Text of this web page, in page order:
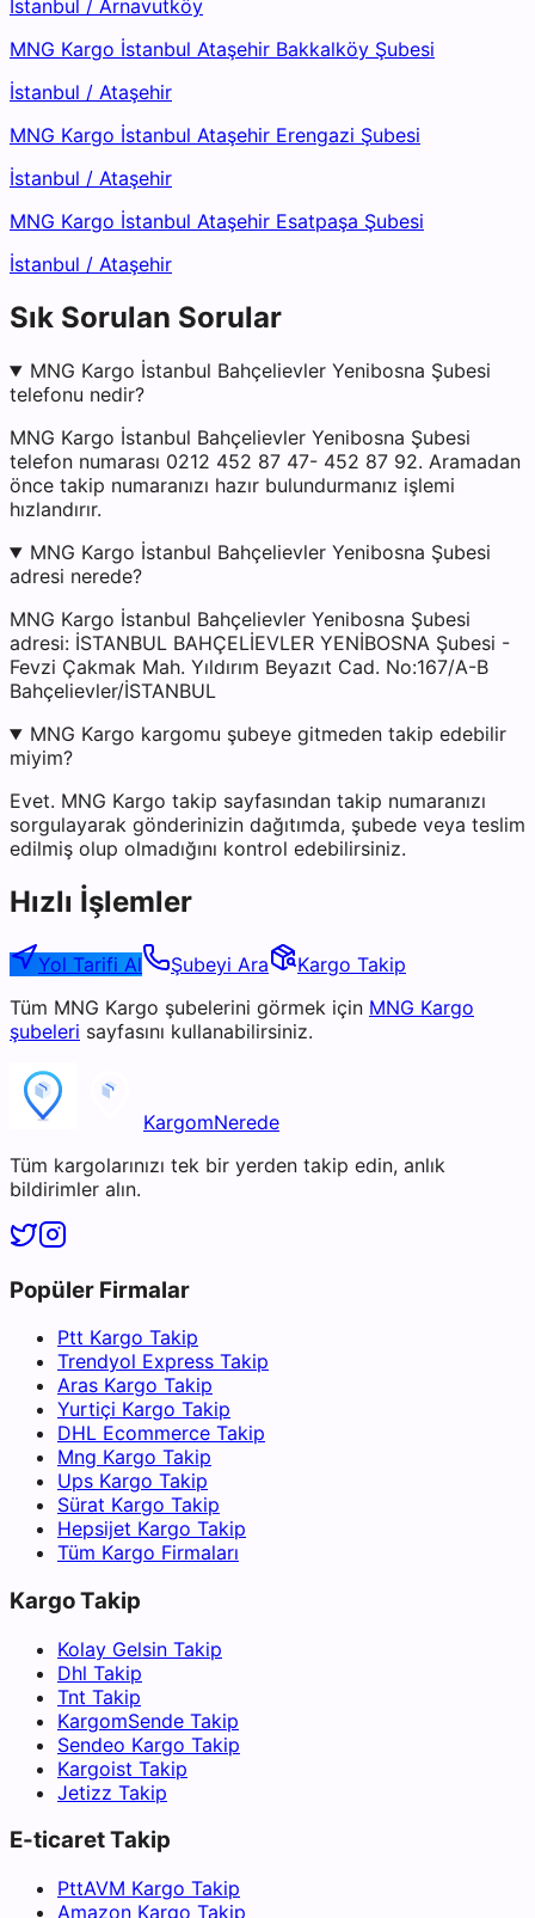
İstanbul / Arnavutköy
MNG Kargo İstanbul Ataşehir Bakkalköy Şubesi
İstanbul / Ataşehir
MNG Kargo İstanbul Ataşehir Erengazi Şubesi
İstanbul / Ataşehir
MNG Kargo İstanbul Ataşehir Esatpaşa Şubesi
İstanbul / Ataşehir
Sık Sorulan Sorular
MNG Kargo İstanbul Bahçelievler Yenibosna Şubesi
telefonu nedir?
MNG Kargo İstanbul Bahçelievler Yenibosna Şubesi
telefon numarası 0212 452 87 47- 452 87 92. Aramadan
önce takip numaranızı hazır bulundurmanız işlemi
hızlandırır.
MNG Kargo İstanbul Bahçelievler Yenibosna Şubesi
adresi nerede?
MNG Kargo İstanbul Bahçelievler Yenibosna Şubesi
adresi: İSTANBUL BAHÇELİEVLER YENİBOSNA Şubesi -
Fevzi Çakmak Mah. Yıldırım Beyazıt Cad. No:167/A-B
Bahçelievler/İSTANBUL
MNG Kargo kargomu şubeye gitmeden takip edebilir
miyim?
Evet. MNG Kargo takip sayfasından takip numaranızı
sorgulayarak gönderinizin dağıtımda, şubede veya teslim
edilmiş olup olmadığını kontrol edebilirsiniz.
Hızlı İşlemler
Yol Tarifi Al Şubeyi Ara
Kargo Takip
Tüm MNG Kargo şubelerini görmek için MNG Kargo
şubeleri sayfasını kullanabilirsiniz.
KargomNerede
Tüm kargolarınızı tek bir yerden takip edin, anlık
bildirimler alın.
Popüler Firmalar
Ptt Kargo Takip
Trendyol Express Takip
Aras Kargo Takip
Yurtiçi Kargo Takip
DHL Ecommerce Takip
Mng Kargo Takip
Ups Kargo Takip
Sürat Kargo Takip
Hepsijet Kargo Takip
Tüm Kargo Firmaları
Kargo Takip
Kolay Gelsin Takip
Dhl Takip
Tnt Takip
KargomSende Takip
Sendeo Kargo Takip
Kargoist Takip
Jetizz Takip
E-ticaret Takip
PttAVM Kargo Takip
Amazon Kargo Takip